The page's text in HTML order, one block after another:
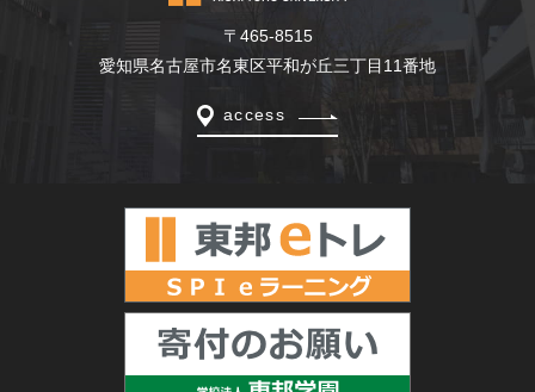
〒465-8515
愛知県名古屋市名東区平和が丘三丁目11番地
access